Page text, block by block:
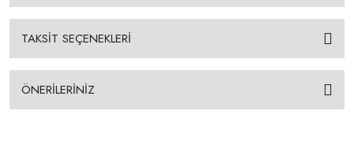
TAKSİT SEÇENEKLERİ
ÖNERİLERİNİZ